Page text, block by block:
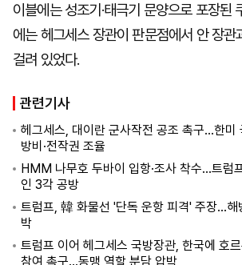
이블에는 성조기·태극기 문양으로 포장된
에는 헤그세스 장관이 판문점에서 안 장관
걸려 있었다.
관련기사
헤그세스, 대이란 군사작전 공조 촉구…한미
방비·전작권 조율
HMM 나무호 두바이 입항·조사 착수…트럼
인 3각 공방
트럼프, 韓 화물선 '단독 운항 피격' 주장…해
박
트럼프 이어 헤그세스 국방장관, 한국에 호
참여 촉구…동맹 역할 분담 압박